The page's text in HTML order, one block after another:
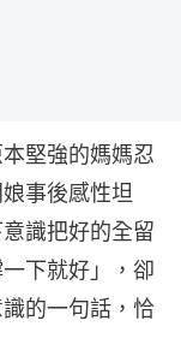
堅強的媽媽忍
事後感性坦
識把好的全留
下就好」，卻
的一句話，恰